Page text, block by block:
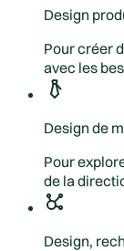
Design
Pour créer
avec les
Design de
Pour
de la
Design,